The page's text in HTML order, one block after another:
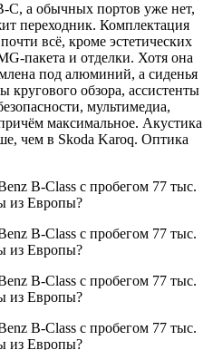
а обычных портов уже нет,
переходник. Комплектация
всё, кроме эстетических
пакета и отделки. Хотя она
под алюминий, а сиденья
обзора, ассистенты
мультимедиа,
максимальное. Акустика
чем в Skoda Karoq. Оптика